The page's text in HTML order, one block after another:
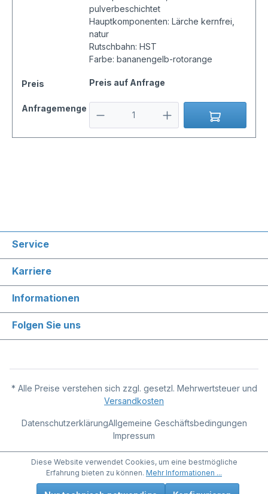
pulverbeschichtet
Hauptkomponenten: Lärche kernfrei,
natur
Rutschbahn: HST
Farbe: bananengelb-rotorange
Preis Preis auf Anfrage
Anfragemenge
Service
Karriere
Informationen
Folgen Sie uns
* Alle Preise verstehen sich zzgl. gesetzl. Mehrwertsteuer und
Versandkosten
DatenschutzerklärungAllgemeine Geschäftsbedingungen
Impressum
Diese Website verwendet Cookies, um eine bestmögliche
Erfahrung bieten zu können. Mehr Informationen ...